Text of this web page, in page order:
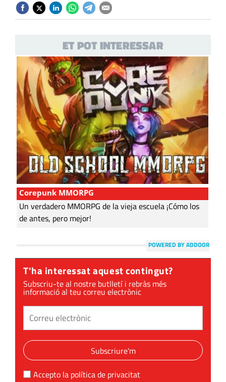
ET POT INTERESSAR
Corepunk MMORPG
Un verdadero MMORPG de la vieja escuela ¡Cómo los
de antes, pero mejor!
POWERED BY ADDOOR
T'ha interessat aquest contingut?
Subscriu-te al nostre butlletí i rebràs més
informació al teu correu electrònic
Subscriure'm
Accepto la política de privacitat